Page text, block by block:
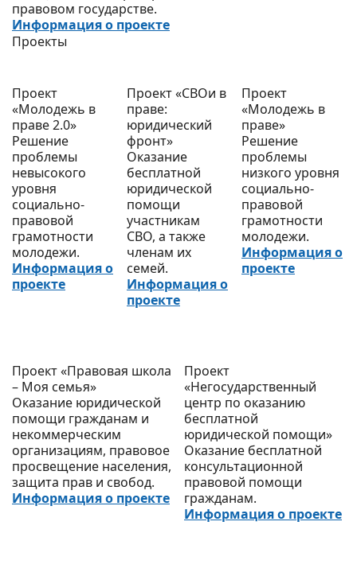
правовом государстве.
Информация о проекте
Проекты
Проект
«Молодежь в
праве 2.0»
Решение
проблемы
невысокого
уровня
социально-
правовой
грамотности
молодежи.
Информация о
проекте
Проект «СВОи в
праве:
юридический
фронт»
Оказание
бесплатной
юридической
помощи
участникам
СВО, а также
членам их
семей.
Информация о
проекте
Проект
«Молодежь в
праве»
Решение
проблемы
низкого уровня
социально-
правовой
грамотности
молодежи.
Информация о
проекте
Проект «Правовая школа
– Моя семья»
Оказание юридической
помощи гражданам и
некоммерческим
организациям, правовое
просвещение населения,
защита прав и свобод.
Информация о проекте
Проект
«Негосударственный
центр по оказанию
бесплатной
юридической помощи»
Оказание бесплатной
консультационной
правовой помощи
гражданам.
Информация о проекте